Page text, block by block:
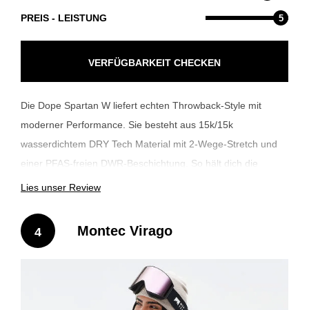
PREIS - LEISTUNG 5
VERFÜGBARKEIT CHECKEN
Die Dope Spartan W liefert echten Throwback-Style mit
moderner Performance. Sie besteht aus 15k/15k
wasserdichtem DRY Tech Material mit 2-Wege-Stretch und
einer PFAS-freien DWR-Beschichtung. So hält dich die
Spartan bei jedem Wetter trocken und komfortabel. Die
Wärme. Ein sichtbarer Front-Zipper verleiht ihr den typischen
Dope Look. Vollständig versiegelte Nähte, eine verstellbare
machen die Spartan perfekt für Resort-Laps oder Park-
Lies unser Review
4 Montec Virago